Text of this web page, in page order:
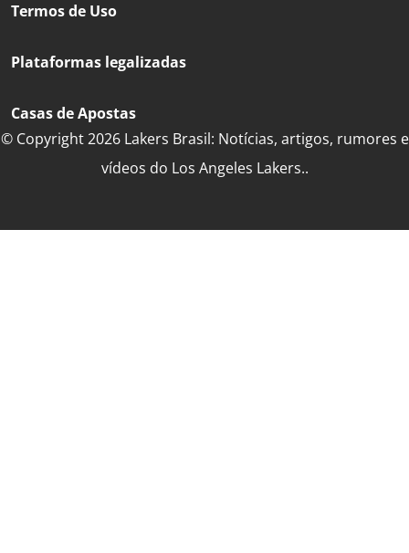
Termos de Uso
Plataformas legalizadas
Casas de Apostas
© Copyright 2026 Lakers Brasil: Notícias, artigos, rumores e
vídeos do Los Angeles Lakers..